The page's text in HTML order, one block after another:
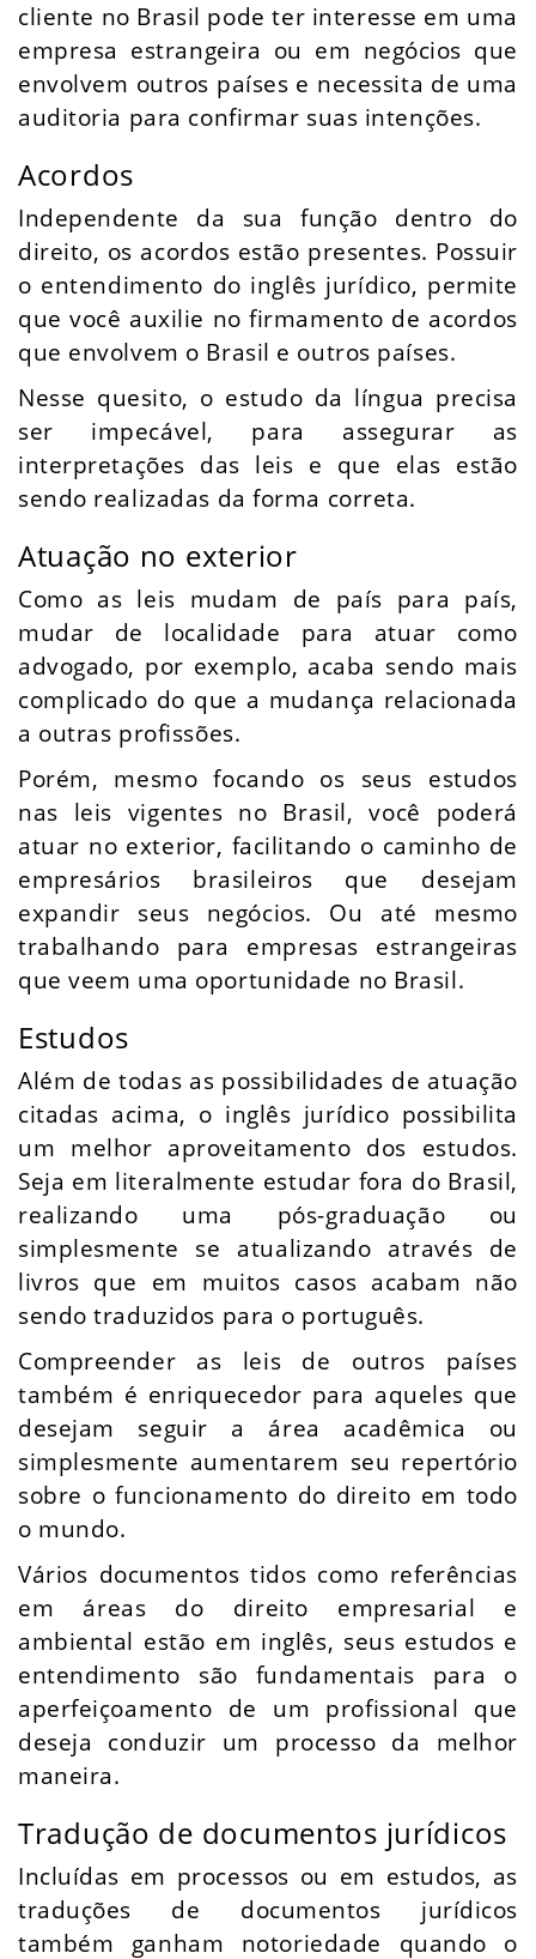
cliente no Brasil pode ter interesse em uma
empresa estrangeira ou em negócios que
envolvem outros países e necessita de uma
auditoria para confirmar suas intenções.
Acordos
Independente da sua função dentro do
direito, os acordos estão presentes. Possuir
o entendimento do inglês jurídico, permite
que você auxilie no firmamento de acordos
que envolvem o Brasil e outros países.
Nesse quesito, o estudo da língua precisa
ser impecável, para assegurar as
interpretações das leis e que elas estão
sendo realizadas da forma correta.
Atuação no exterior
Como as leis mudam de país para país,
mudar de localidade para atuar como
advogado, por exemplo, acaba sendo mais
complicado do que a mudança relacionada
a outras profissões.
Porém, mesmo focando os seus estudos
nas leis vigentes no Brasil, você poderá
atuar no exterior, facilitando o caminho de
empresários brasileiros que desejam
expandir seus negócios. Ou até mesmo
trabalhando para empresas estrangeiras
que veem uma oportunidade no Brasil.
Estudos
Além de todas as possibilidades de atuação
citadas acima, o inglês jurídico possibilita
um melhor aproveitamento dos estudos.
Seja em literalmente estudar fora do Brasil,
realizando uma pós-graduação ou
simplesmente se atualizando através de
livros que em muitos casos acabam não
sendo traduzidos para o português.
Compreender as leis de outros países
também é enriquecedor para aqueles que
desejam seguir a área acadêmica ou
simplesmente aumentarem seu repertório
sobre o funcionamento do direito em todo
o mundo.
Vários documentos tidos como referências
em áreas do direito empresarial e
ambiental estão em inglês, seus estudos e
entendimento são fundamentais para o
aperfeiçoamento de um profissional que
deseja conduzir um processo da melhor
maneira.
Tradução de documentos jurídicos
Incluídas em processos ou em estudos, as
traduções de documentos jurídicos
também ganham notoriedade quando o